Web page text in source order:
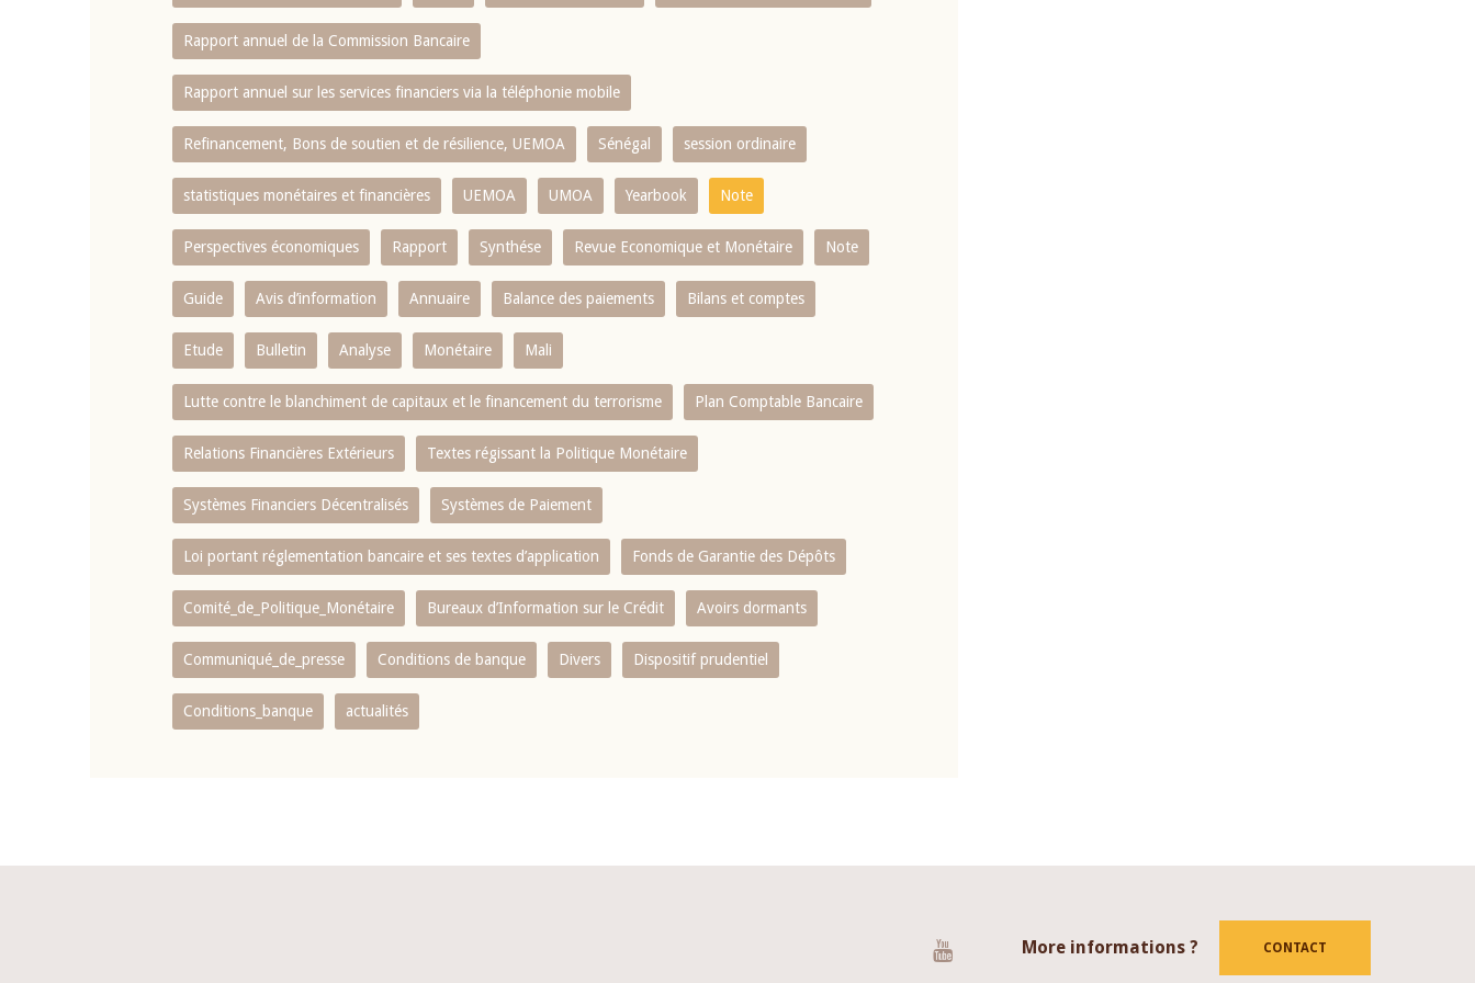
Rapport annuel de la Commission Bancaire
Rapport annuel sur les services financiers via la téléphonie mobile
Refinancement, Bons de soutien et de résilience, UEMOA Sénégal session ordinaire
statistiques monétaires et financières UEMOA UMOA Yearbook Note
Perspectives économiques Rapport Synthése Revue Economique et Monétaire Note
Guide Avis d’information Annuaire Balance des paiements Bilans et comptes
Etude Bulletin Analyse Monétaire Mali
Lutte contre le blanchiment de capitaux et le financement du terrorisme Plan Comptable Bancaire
Relations Financières Extérieurs Textes régissant la Politique Monétaire
Systèmes Financiers Décentralisés Systèmes de Paiement
Loi portant réglementation bancaire et ses textes d’application Fonds de Garantie des Dépôts
Comité_de_Politique_Monétaire Bureaux d’Information sur le Crédit Avoirs dormants
Communiqué_de_presse Conditions de banque Divers Dispositif prudentiel
Conditions_banque actualités
More informations ? CONTACT